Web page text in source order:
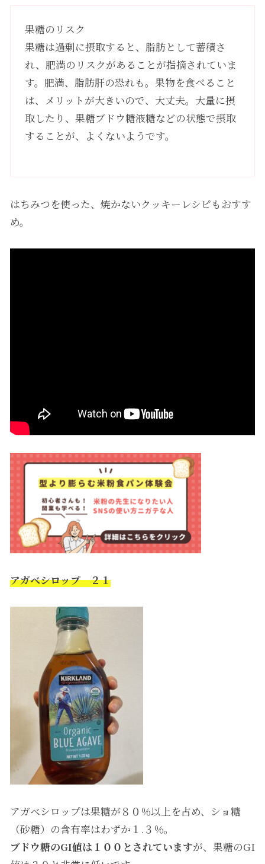
果糖のリスク
果糖は過剰に摂取すると、脂肪として蓄積さ
れ、肥満のリスクがあることが指摘されていま
す。肥満、脂肪肝の恐れも。果物を食べること
は、メリットが大きいので、大丈夫。大量に摂
取したり、果糖ブドウ糖液糖などの状態で摂取
することが、よくないようです。
はちみつを使った、焼かないクッキーレシピもおすす
め。
アガベシロップ ２１
アガベシロップは果糖が８０％以上を占め、ショ糖
（砂糖）の含有率はわずか１.３％。
ブドウ糖のGI値は１００とされていますが、果糖のGI